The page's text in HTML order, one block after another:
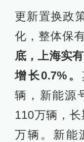
更新置换政
化，整体保
底，上海实
增长0.7%。
辆，新能源
110万辆，
万辆。新能